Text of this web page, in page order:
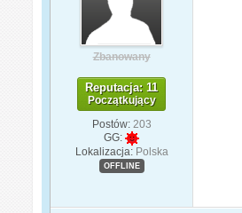
Zbanowany
Reputacja: 11
Początkujący
Postów: 203
GG:
Lokalizacja: Polska
OFFLINE